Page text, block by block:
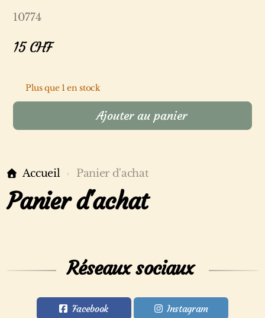
10774
15CHF
Plus que 1 en stock
Ajouter au panier
Accueil Panier d'achat
Panier d'achat
Réseaux sociaux
Facebook Instagram